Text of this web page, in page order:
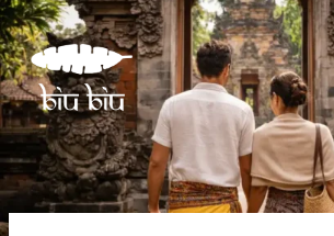
Aller
au
contenu